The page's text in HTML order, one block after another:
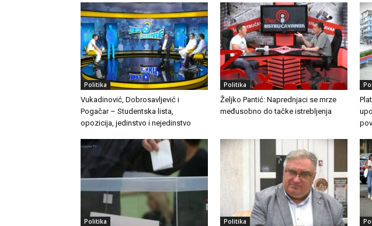
Politika
Vukadinović, Dobrosavljević i
Pogačar – Studentska lista,
opozicija, jedinstvo i nejedinstvo
Politika
Željko Pantić: Naprednjaci se mrze
međusobno do tačke istrebljenja
Politika Politika